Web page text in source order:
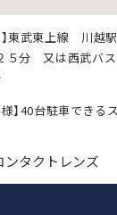
】東武東上線 川
５分 又は西武バ
】40台駐車できる
ンタクトレンズ